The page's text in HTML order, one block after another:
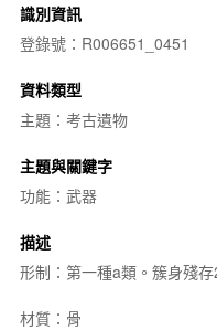
識別資訊
登錄號：R006651_0451
資料類型
主題：考古遺物
主題與關鍵字
功能：武器
描述
形制：第一種a類。簇身殘存
材質：骨